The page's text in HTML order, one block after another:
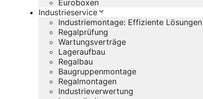
Euroboxen
Industrieservice
Industriemontage: Effiziente
Regalprüfung
Wartungsverträge
Lageraufbau
Regalbau
Baugruppenmontage
Regalmontagen
Industrieverwertung